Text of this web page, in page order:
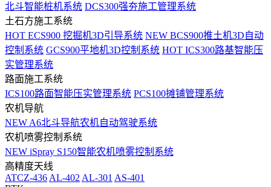
北斗智能桩机系统 DCS300强夯施工管理系统
土石方施工系统
HOT ECS900 挖掘机3D引导系统 NEW BCS900推土机3D自动
控制系统 GCS900平地机3D控制系统 HOT ICS300路基智能压
实管理系统
路面施工系统
ICS100路面智能压实管理系统 PCS100摊铺管理系统
农机导航
NEW A6北斗导航农机自动驾驶系统
农机喷雾控制系统
NEW iSpray S150智能农机喷雾控制系统
高精度天线
ATCZ-436 AL-402 AL-301 AS-401